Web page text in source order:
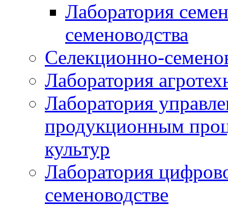
Лаборатория
семеноводства
Селекционно-
Лаборатория
Лаборатория
продукционным
культур
Лаборатория
семеноводстве